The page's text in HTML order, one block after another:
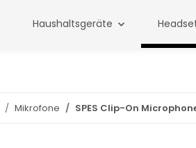
Haushaltsgeräte
Mikrofone SPES Clip-On